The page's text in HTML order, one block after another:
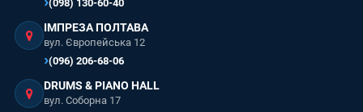
(098) 130-60-40
ІМПРЕЗА ПОЛТАВА
вул. Європейська 12
(096) 206-68-06
DRUMS & PIANO HALL
вул. Соборна 17